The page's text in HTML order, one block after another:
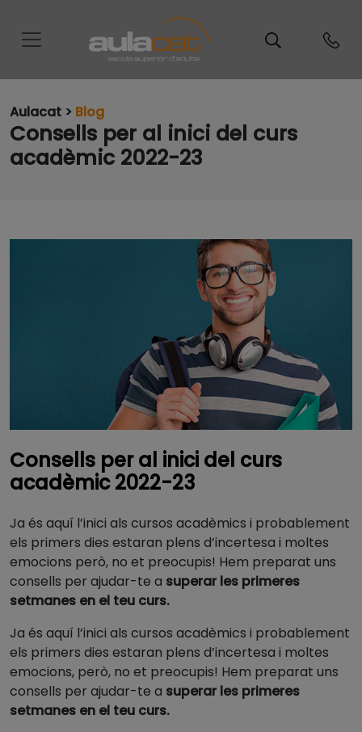
Aulacat > Blog
Consells per al inici del curs
acadèmic 2022-23
Consells per al inici del curs
acadèmic 2022-23
Ja és aquí l’inici als cursos acadèmics i probablement
els primers dies estaran plens d’incertesa i moltes
emocions però, no et preocupis! Hem preparat uns
consells per ajudar-te a superar les primeres
setmanes en el teu curs.
Ja és aquí l’inici als cursos acadèmics i probablement
els primers dies estaran plens d’incertesa i moltes
emocions, però, no et preocupis! Hem preparat uns
consells per ajudar-te a superar les primeres
setmanes en el teu curs.